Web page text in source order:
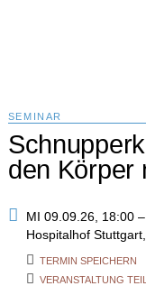
SEMINAR
den Körper
MI 09.09.26, 18:00
Hospitalhof
TERMIN SPEICHERN
VERANSTALTUNG